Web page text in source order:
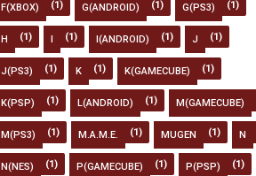
F(XBOX) (1) G(ANDROID) (1) G(PS3) (1)
H (1) I (1) I(ANDROID) (1) J (1)
J(PS3) (1) K (1) K(GAMECUBE) (1)
K(PSP) (1) L(ANDROID) (1) M(GAMECUBE)
M(PS3) (1) M.A.M.E. (1) MUGEN (1) N
N(NES) (1) P(GAMECUBE) (1) P(PSP) (1)